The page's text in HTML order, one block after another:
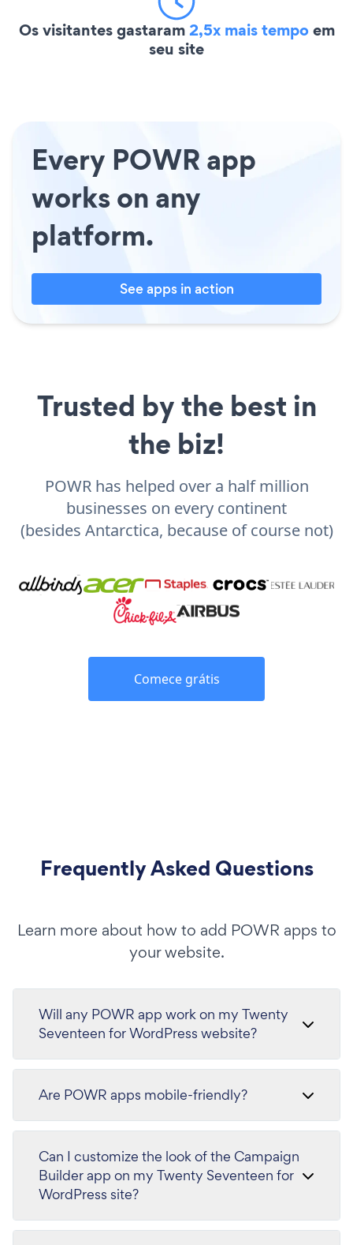
Os visitantes gastaram2,5x mais tempoem
seu site
Every POWR app
works on any
platform.
See apps in action
Trusted by the best in
the biz!
POWR has helped over a half million
businesses on every continent
(besides Antarctica, because of course not)
Comece grátis
Frequently Asked Questions
Learn more about how to add POWR apps to
your website.
Will any POWR app work on my Twenty
Seventeen for WordPress website?
Are POWR apps mobile-friendly?
Can I customize the look of the Campaign
Builder app on my Twenty Seventeen for
WordPress site?